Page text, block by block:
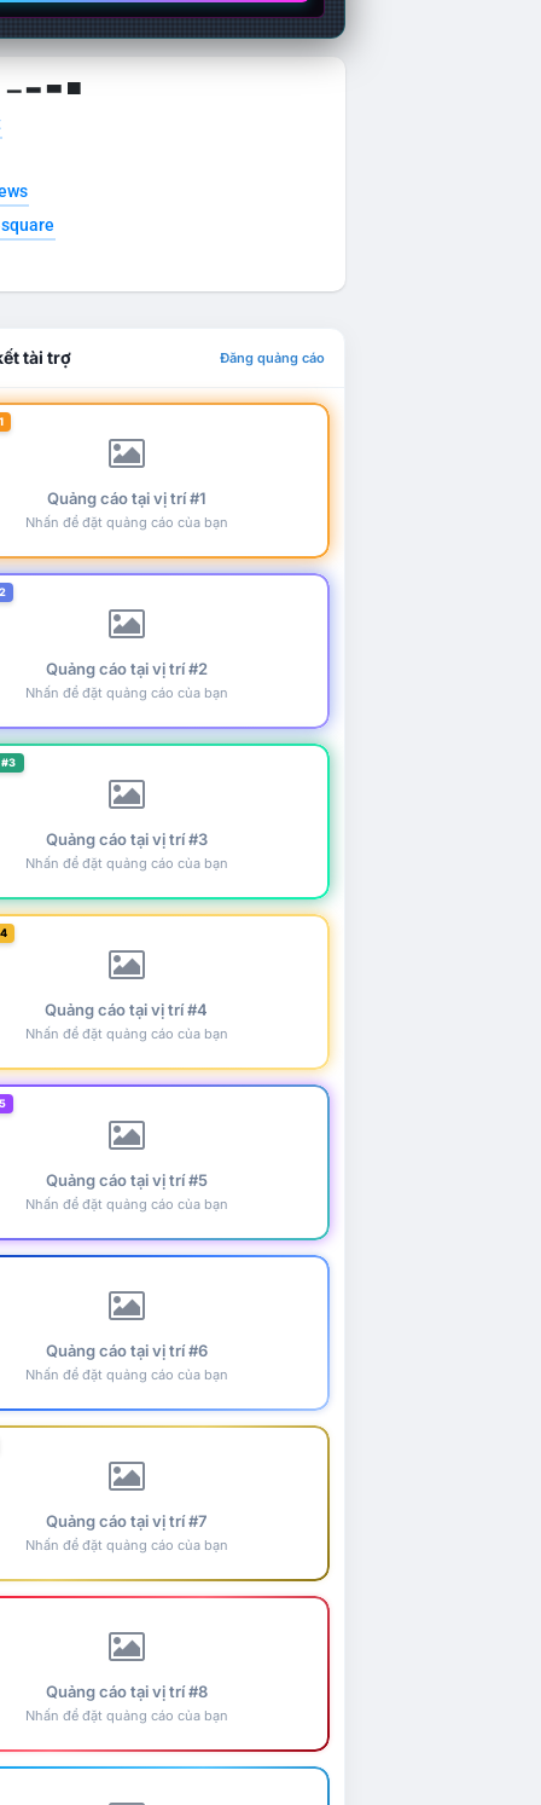
▁ ▂ ▃ ▄
tài trợ Đăng quảng cáo
Quảng cáo tại vị trí #1
Nhấn để đặt quảng cáo của bạn
Quảng cáo tại vị trí #2
Nhấn để đặt quảng cáo của bạn
Quảng cáo tại vị trí #3
Nhấn để đặt quảng cáo của bạn
Quảng cáo tại vị trí #4
Nhấn để đặt quảng cáo của bạn
Quảng cáo tại vị trí #5
Nhấn để đặt quảng cáo của bạn
Quảng cáo tại vị trí #6
Nhấn để đặt quảng cáo của bạn
Quảng cáo tại vị trí #7
Nhấn để đặt quảng cáo của bạn
Quảng cáo tại vị trí #8
Nhấn để đặt quảng cáo của bạn